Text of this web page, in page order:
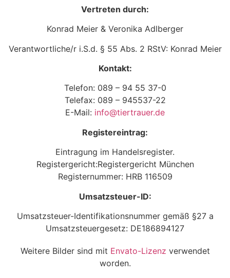
Vertreten durch:
Konrad Meier & Veronika Adlberger
Verantwortliche/r i.S.d. § 55 Abs. 2 RStV: Konrad Meier
Kontakt:
Telefon: 089 – 94 55 37-0
Telefax: 089 – 945537-22
E-Mail: info@tiertrauer.de
Registereintrag:
Eintragung im Handelsregister.
Registergericht:Registergericht München
Registernummer: HRB 116509
Umsatzsteuer-ID:
Umsatzsteuer-Identifikationsnummer gemäß §27 a
Umsatzsteuergesetz: DE186894127
Weitere Bilder sind mit Envato-Lizenz verwendet
worden.